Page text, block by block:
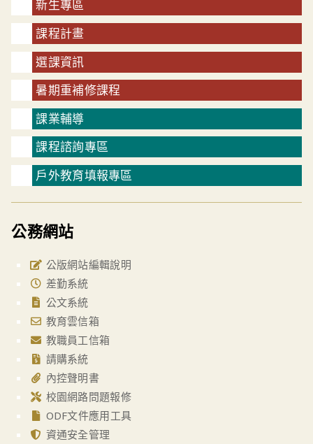
新生專區
課程計畫
選課資訊
暑期重補修課程
課業輔導
課程諮詢專區
戶外教育填報專區
公務網站
公版網站編輯說明
差勤系統
公文系統
教育雲信箱
教職員工信箱
請購系統
內控聲明書
校園網路問題報修
ODF文件應用工具
資通安全管理